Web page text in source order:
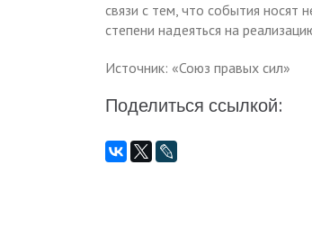
связи с тем, что события носят
степени надеяться на
Источник: «Союз правых сил»
Поделиться ссылкой: